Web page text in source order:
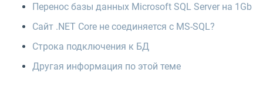
Перенос базы данных Microsoft SQL Server на 1Gb
Сайт .NET Core не соединяется с MS-SQL?
Строка подключения к БД
Другая информация по этой теме